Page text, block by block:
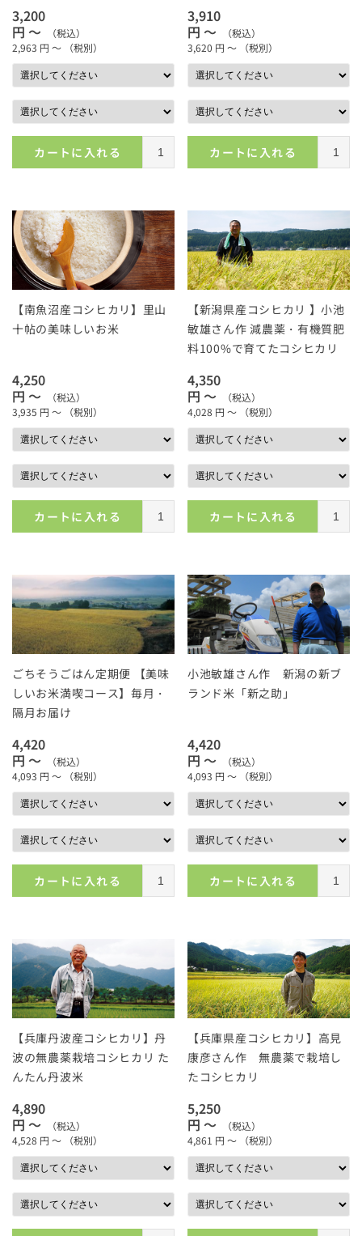
3,200
円 ～
（税込）
2,963 円 ～ （税別）
カートに入れる
3,910
円 ～
（税込）
3,620 円 ～ （税別）
カートに入れる
【南魚沼産コシヒカリ】里山
十帖の美味しいお米
4,250
円 ～
（税込）
3,935 円 ～ （税別）
カートに入れる
【新潟県産コシヒカリ 】小池
敏雄さん作 減農薬・有機質肥
料100%で育てたコシヒカリ
4,350
円 ～
（税込）
4,028 円 ～ （税別）
カートに入れる
ごちそうごはん定期便 【美味
しいお米満喫コース】毎月・
隔月お届け
4,420
円 ～
（税込）
4,093 円 ～ （税別）
カートに入れる
小池敏雄さん作 新潟の新ブ
ランド米「新之助」
4,420
円 ～
（税込）
4,093 円 ～ （税別）
カートに入れる
【兵庫丹波産コシヒカリ】丹
波の無農薬栽培コシヒカリ た
んたん丹波米
4,890
円 ～
（税込）
4,528 円 ～ （税別）
【兵庫県産コシヒカリ】高見
康彦さん作 無農薬で栽培し
たコシヒカリ
5,250
円 ～
（税込）
4,861 円 ～ （税別）